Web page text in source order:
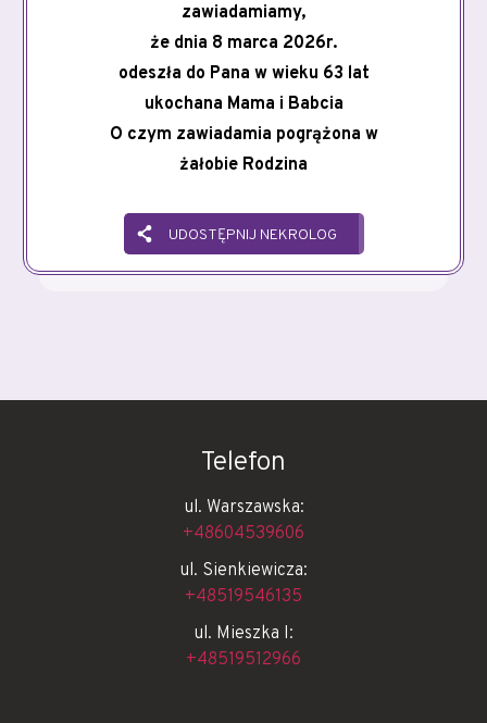
zawiadamiamy,
że dnia 8 marca 2026r.
odeszła do Pana w wieku 63 lat
ukochana Mama i Babcia
O czym zawiadamia pogrążona w
żałobie Rodzina
UDOSTĘPNIJ NEKROLOG
Telefon
ul. Warszawska:
+48604539606
ul. Sienkiewicza:
+48519546135
ul. Mieszka I:
+48519512966